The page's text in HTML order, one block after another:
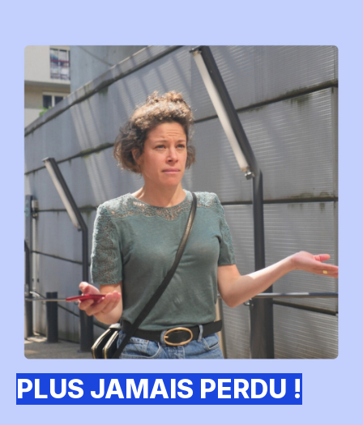
PLUS JAMAIS PERDU !